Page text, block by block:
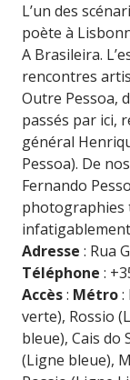
L’un des
poète à
A Brasileira.
rencontres
Outre Pessoa,
passés par ici,
général
Pessoa). De
Fernando
photographies
Adresse : Rua
Téléphone :
Accès: Métro:
verte), Rossio
bleue), Cais do
(Ligne bleue),